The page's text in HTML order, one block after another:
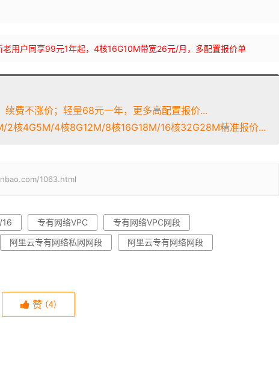
用户同享99元1年起，4核16G10M带宽26元/月，多配置报价单
费不涨价；轻量68元一年，更多高配置报价...
2核4G5M/4核8G12M/8核16G18M/16核32G28M精准报价...
1063.html
专有网络VPC
专有网络VPC网段
阿里云专有网络私网网段
阿里云专有网络网段
赞 (4)